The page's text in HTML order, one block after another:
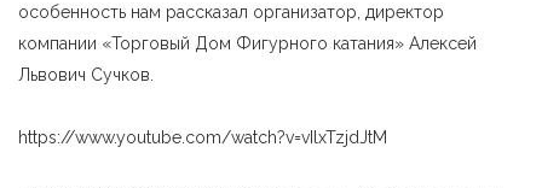
особенность нам рассказал организатор, директор
компании «Торговый Дом Фигурного катания» Алексей
Львович Сучков.
https://www.youtube.com/watch?v=vIlxTzjdJtM